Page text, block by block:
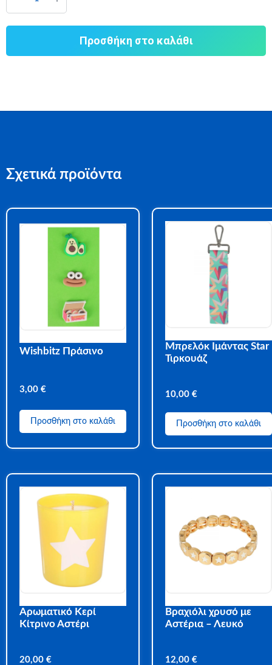
Προσθήκη στο καλάθι
Σχετικά προϊόντα
Wishbitz Πράσινο
3,00 €
Προσθήκη στο καλάθι
Μπρελόκ Ιμάντας Star
Τιρκουάζ
10,00 €
Προσθήκη στο καλάθι
Αρωματικό Κερί
Κίτρινο Αστέρι
20,00 €
Βραχιόλι χρυσό με
Αστέρια – Λευκό
12,00 €